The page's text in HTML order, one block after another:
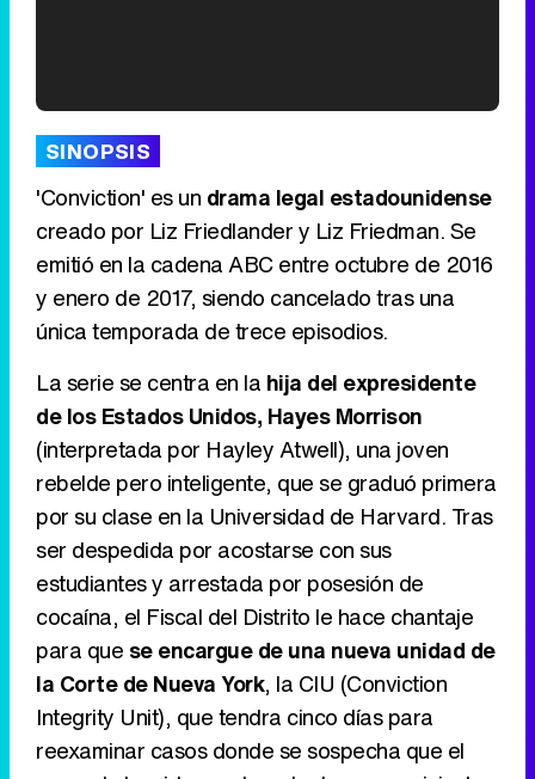
Tráiler de '33 días', la nueva serie de Atresplayer con Julián Villagrán y José Manuel Poga
SINOPSIS
'Conviction' es un drama legal estadounidense
creado por Liz Friedlander y Liz Friedman. Se
emitió en la cadena ABC entre octubre de 2016
y enero de 2017, siendo cancelado tras una
única temporada de trece episodios.
La serie se centra en la hija del expresidente
de los Estados Unidos, Hayes Morrison
(interpretada por Hayley Atwell), una joven
rebelde pero inteligente, que se graduó primera
por su clase en la Universidad de Harvard. Tras
ser despedida por acostarse con sus
estudiantes y arrestada por posesión de
cocaína, el Fiscal del Distrito le hace chantaje
para que se encargue de una nueva unidad de
la Corte de Nueva York, la CIU (Conviction
Integrity Unit), que tendra cinco días para
reexaminar casos donde se sospecha que el